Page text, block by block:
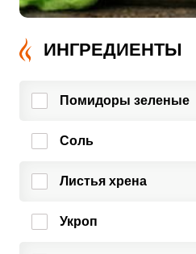
ИНГРЕДИЕНТЫ
Помидоры зеленые
Соль
Листья хрена
Укроп